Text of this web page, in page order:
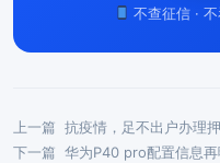
不查征信 ·
上一篇 抗疫情，足不出户办理
下一篇 华为P40 pro配置信息